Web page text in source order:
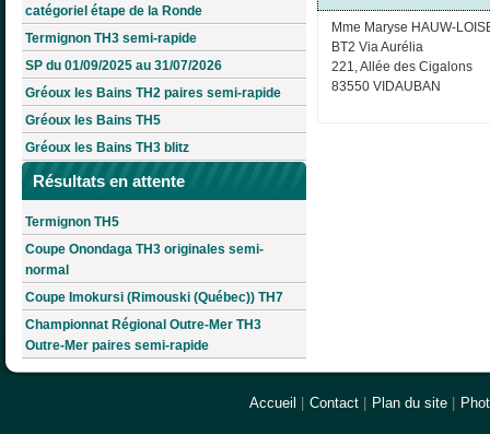
catégoriel étape de la Ronde
Termignon TH3 semi-rapide
SP du 01/09/2025 au 31/07/2026
Gréoux les Bains TH2 paires semi-rapide
Gréoux les Bains TH5
Gréoux les Bains TH3 blitz
Résultats en attente
Termignon TH5
Coupe Onondaga TH3 originales semi-
normal
Coupe Imokursi (Rimouski (Québec)) TH7
Championnat Régional Outre-Mer TH3
Outre-Mer paires semi-rapide
Mme Maryse HAUW-
BT2 Via Aurélia
221, Allée des Cigalons
83550 VIDAUBAN
Accueil Contact Plan du site